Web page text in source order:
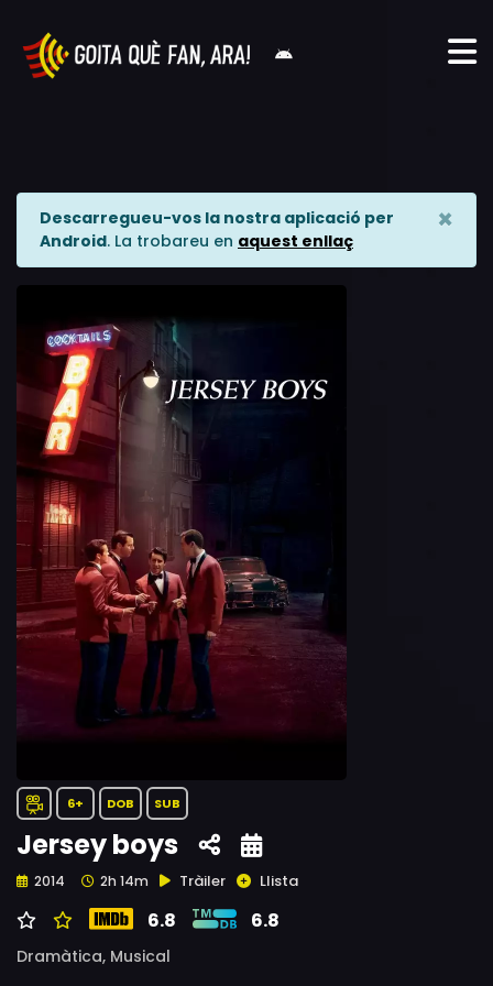
Descarregueu-vos la nostra aplicació per
Android. La trobareu en aquest enllaç
×
6+ DOB SUB
Jersey boys
2014 2h 14m Tràiler Llista
6.8 6.8
Dramàtica, Musical